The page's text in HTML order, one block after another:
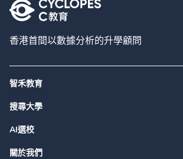
香港首間以數據分析的升學顧問
智禾教育
搜尋大學
AI選校
關於我們